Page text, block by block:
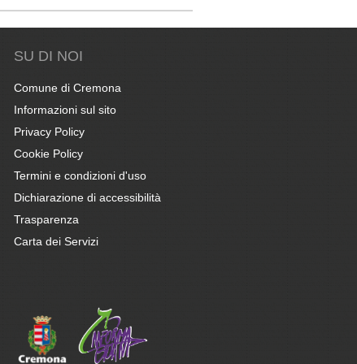
SU DI NOI
Comune di Cremona
Informazioni sul sito
Privacy Policy
Cookie Policy
Termini e condizioni d'uso
Dichiarazione di accessibilità
Trasparenza
Carta dei Servizi